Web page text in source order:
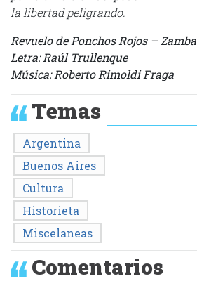
la libertad peligrando.
Revuelo de Ponchos Rojos – Zamba
Letra: Raúl Trullenque
Música: Roberto Rimoldi Fraga
Temas
Argentina
Buenos Aires
Cultura
Historieta
Miscelaneas
Comentarios